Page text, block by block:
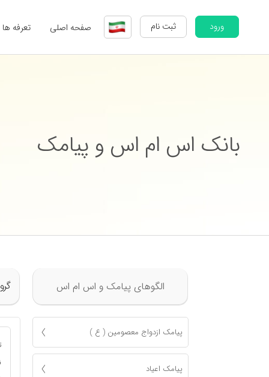
ورود ثبت نام صفحه اصلی تعرفه ها
بانک اس ام اس و پیامک
الگوهای پیامک و اس ام اس
پیامک ازدواج معصومين ( ع )
پیامک اعياد